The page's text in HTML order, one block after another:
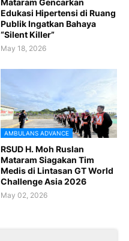
Mataram Gencarkan
Edukasi Hipertensi di Ruang
Publik Ingatkan Bahaya
“Silent Killer”
May 18, 2026
AMBULANS ADVANCE
RSUD H. Moh Ruslan
Mataram Siagakan Tim
Medis di Lintasan GT World
Challenge Asia 2026
May 02, 2026